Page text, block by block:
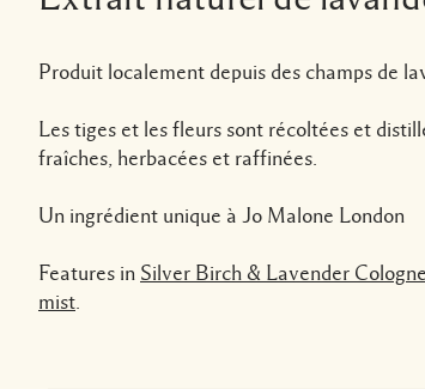
Produit localement depuis des champs de
Les tiges et les fleurs sont récoltées et
fraîches, herbacées et raffinées.
Un ingrédient unique à Jo Malone London
Features in Silver Birch & Lavender Cologne
mist